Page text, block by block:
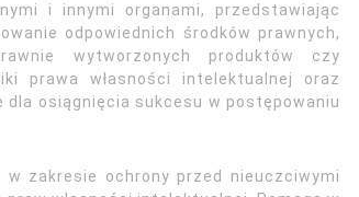
i innymi organami, przedstawiając
odpowiednich środków prawnych,
wytworzonych produktów czy
prawa własności intelektualnej oraz
osiągnięcia sukcesu w postępowaniu
zakresie ochrony przed nieuczciwymi